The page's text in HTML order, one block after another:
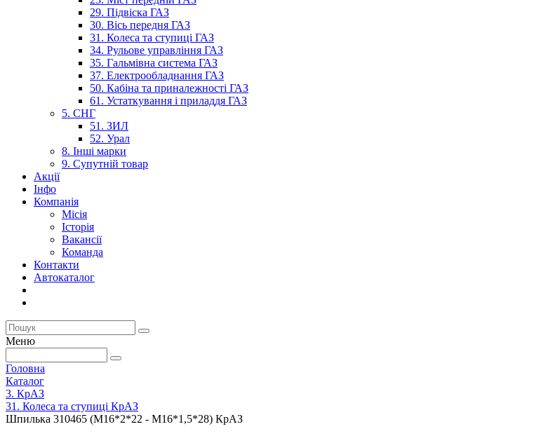
29. Підвіска ГАЗ
30. Вісь передня ГАЗ
31. Колеса та ступиці ГАЗ
34. Рульове управління ГАЗ
35. Гальмівна система ГАЗ
37. Електрообладнання ГАЗ
50. Кабіна та приналежності ГАЗ
61. Устаткування і приладдя ГАЗ
5. СНГ
51. ЗИЛ
52. Урал
8. Інші марки
9. Супутній товар
Акції
Інфо
Компанія
Місія
Історія
Вакансії
Команда
Контакти
Автокаталог
Меню
Головна
Каталог
3. КрАЗ
31. Колеса та ступиці КрАЗ
Шпилька 310465 (М16*2*22 - М16*1,5*28) КрАЗ